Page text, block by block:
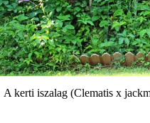
A kerti iszalag (Clematis x